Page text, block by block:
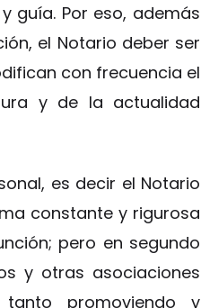
guía. Por eso, además
el Notario deber ser
con frecuencia el
y de la actualidad
es decir el Notario
constante y rigurosa
pero en segundo
y otras asociaciones
promoviendo y